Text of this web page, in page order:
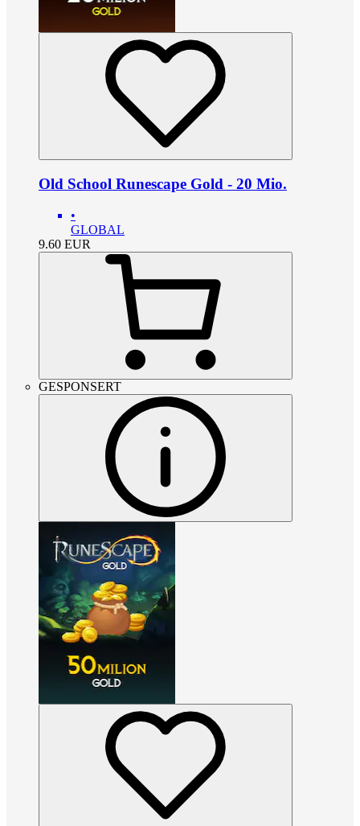
Old School Runescape Gold - 20 Mio.
•
GLOBAL
9.60 EUR
GESPONSERT